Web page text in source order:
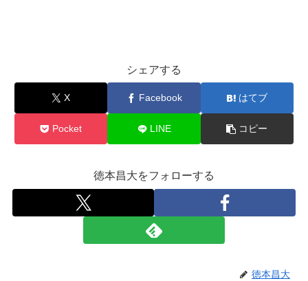
シェアする
X Facebook はてブ
Pocket LINE コピー
徳本昌大をフォローする
徳本昌大